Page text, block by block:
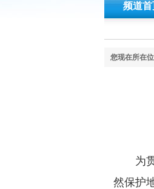
频道首
您现在所在位
为贯
然保护